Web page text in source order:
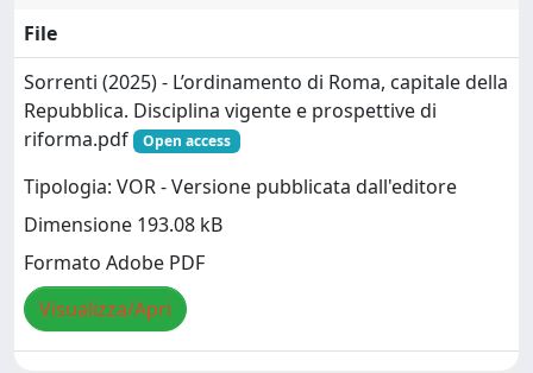
File
Sorrenti (2025) - L’ordinamento di Roma, capitale della
Repubblica. Disciplina vigente e prospettive di
riforma.pdf
Open access
Tipologia: VOR - Versione pubblicata dall'editore
Dimensione 193.08 kB
Formato Adobe PDF
Visualizza/Apri